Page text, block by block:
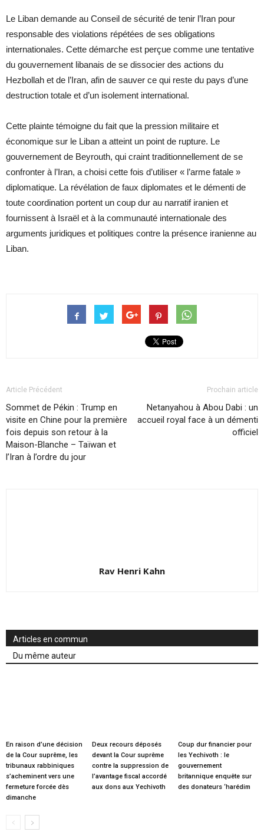
Le Liban demande au Conseil de sécurité de tenir l’Iran pour
responsable des violations répétées de ses obligations
internationales. Cette démarche est perçue comme une tentative
du gouvernement libanais de se dissocier des actions du
Hezbollah et de l’Iran, afin de sauver ce qui reste du pays d’une
destruction totale et d’un isolement international.
Cette plainte témoigne du fait que la pression militaire et
économique sur le Liban a atteint un point de rupture. Le
gouvernement de Beyrouth, qui craint traditionnellement de se
confronter à l’Iran, a choisi cette fois d’utiliser « l’arme fatale »
diplomatique. La révélation de faux diplomates et le démenti de
toute coordination portent un coup dur au narratif iranien et
fournissent à Israël et à la communauté internationale des
arguments juridiques et politiques contre la présence iranienne au
Liban.
Article Précédent
Sommet de Pékin : Trump en
visite en Chine pour la première
fois depuis son retour à la
Maison-Blanche – Taïwan et
l’Iran à l’ordre du jour
Prochain article
Netanyahou à Abou Dabi : un
accueil royal face à un démenti
officiel
Rav Henri Kahn
Articles en commun
Du même auteur
En raison d’une décision
de la Cour suprême, les
tribunaux rabbiniques
s’acheminent vers une
fermeture forcée dès
dimanche
Deux recours déposés
devant la Cour suprême
contre la suppression de
l’avantage fiscal accordé
aux dons aux Yechivoth
Coup dur financier pour
les Yechivoth : le
gouvernement
britannique enquête sur
des donateurs ‘harédim